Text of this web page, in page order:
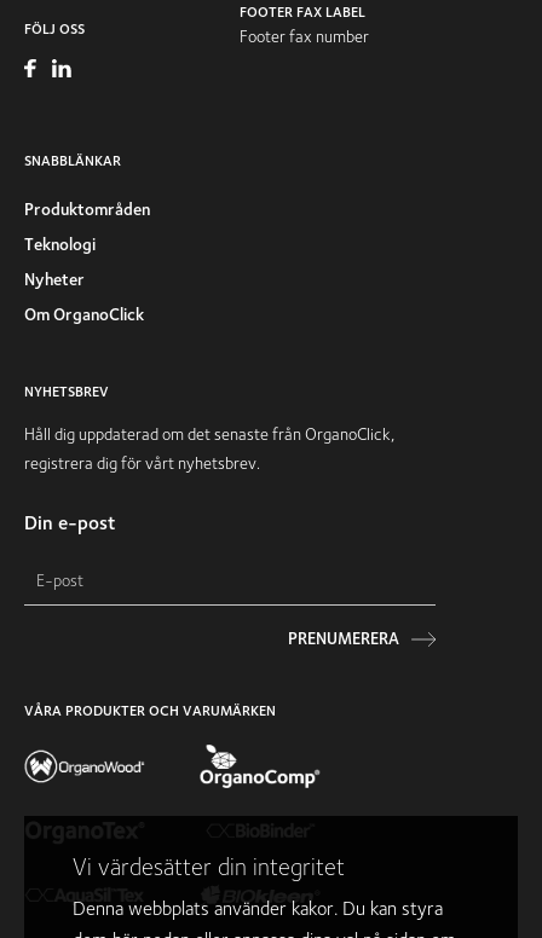
FÖLJ OSS
FOOTER FAX LABEL
Footer fax number
SNABBLÄNKAR
Produktområden
Teknologi
Nyheter
Om OrganoClick
NYHETSBREV
Håll dig uppdaterad om det senaste från OrganoClick,
registrera dig för vårt nyhetsbrev.
Din e-post
PRENUMERERA
VÅRA PRODUKTER OCH VARUMÄRKEN
Vi värdesätter din integritet
Denna webbplats använder kakor. Du kan styra